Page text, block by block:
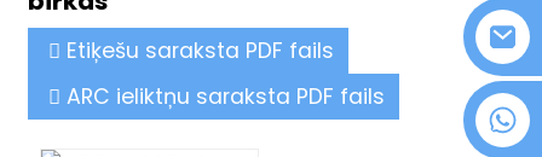
+86 18076372139
Etiķešu saraksta PDF fails
ARC ieliktņu saraksta PDF fails